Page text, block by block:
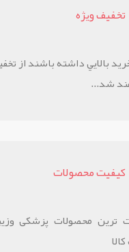
تخفيف ويژه
بالايي داشته باشند از
شد...
کيفيت محصولات
ترین محصولات پزشکی